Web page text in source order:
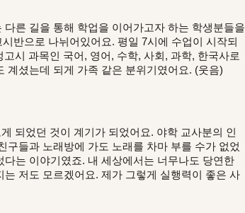
른 길을 통해 학업을 이어가고자 하는 학생분들을
반으로 나뉘어있어요. 평일 7시에 수업이 시작되
시 과목인 국어, 영어, 수학, 사회, 과학, 한국사로
계셨는데 되게 가족 같은 분위기였어요. (웃음)
되었던 것이 계기가 되었어요. 야학 교사분의 인
들과 노래방에 가도 노래를 차마 부를 수가 없었
는 이야기였죠. 내 세상에서는 너무나도 당연한
저도 모르겠어요. 제가 그렇게 실행력이 좋은 사